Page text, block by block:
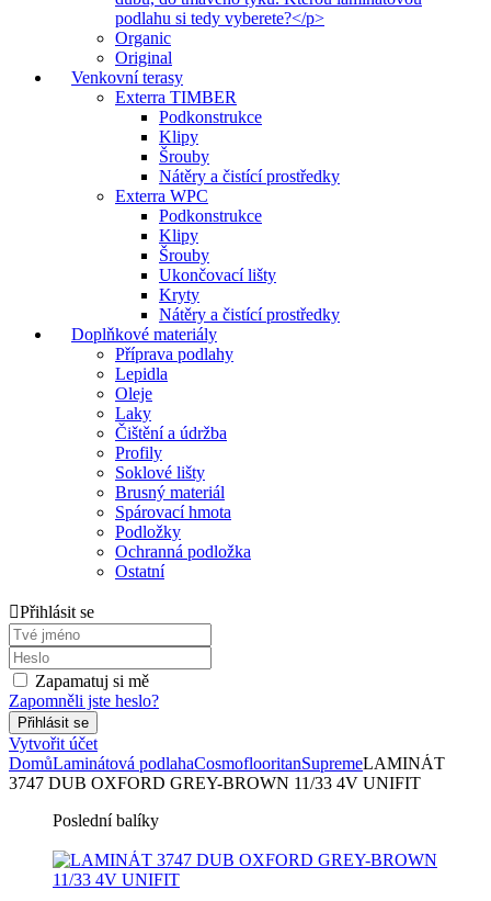
podlahu si tedy vyberete?</p>
Organic
Original
Venkovní terasy
Exterra TIMBER
Podkonstrukce
Klipy
Šrouby
Nátěry a čistící prostředky
Exterra WPC
Podkonstrukce
Klipy
Šrouby
Ukončovací lišty
Kryty
Nátěry a čistící prostředky
Doplňkové materiály
Příprava podlahy
Lepidla
Oleje
Laky
Čištění a údržba
Profily
Soklové lišty
Brusný materiál
Spárovací hmota
Podložky
Ochranná podložka
Ostatní
Přihlásit se
Zapamatuj si mě
Zapomněli jste heslo?
Vytvořit účet
DomůLaminátová podlahaCosmoflooritanSupremeLAMINÁT
3747 DUB OXFORD GREY-BROWN 11/33 4V UNIFIT
Poslední balíky